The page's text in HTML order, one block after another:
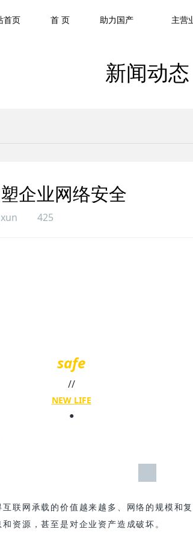
首页 首 页 助力国产 主营
新闻动态
企业网络安全
425
safe
//
NEW LIFE
●
联网承载的价值越来越多、网络的规模和
资源，甚至是对企业资产造成破坏。